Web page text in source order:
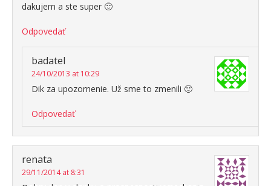
dakujem a ste super 🙂
Odpovedať
badatel
24/10/2013 at 10:29
Dik za upozornenie. Už sme to zmenili 🙂
Odpovedať
renata
29/11/2014 at 8:31